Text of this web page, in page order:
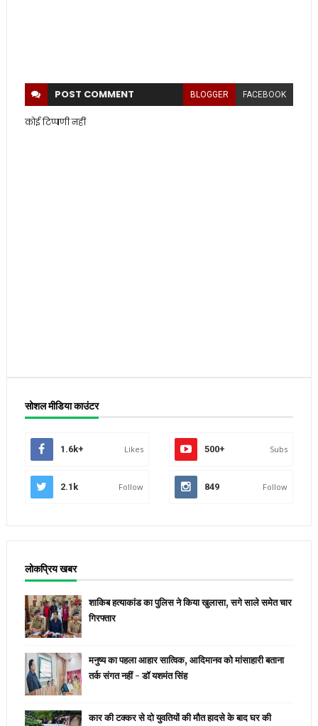
POST COMMENT BLOGGER FACEBOOK
कोई टिप्पणी नहीं
सोशल मीडिया काउंटर
1.6k+ Likes 500+ Subs
2.1k Follow 849 Follow
लोकप्रिय खबर
शाकिब हत्याकांड का पुलिस ने किया खुलासा, सगे साले समेत चार
गिरफ्तार
मनुष्य का पहला आहार सात्विक, आदिमानव को मांसाहारी बताना
तर्क संगत नहीं - डॉ यशमंत सिंह
कार की टक्कर से दो युवतियों की मौत हादसे के बाद घर की